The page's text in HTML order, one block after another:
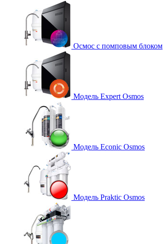
Осмос с помповым блоком
Модель Expert Osmos
Модель Econic Osmos
Модель Praktic Osmos